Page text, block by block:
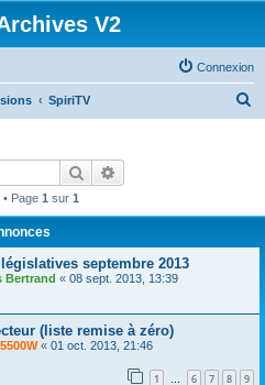
V2
Connexion
SpiriTV
Rechercher
Page 1 sur 1
septembre 2013
Bertrand « 08 sept. 2013, 13:39
(liste remise à zéro)
« 01 oct. 2013, 21:46
1 … 6 7 8 9